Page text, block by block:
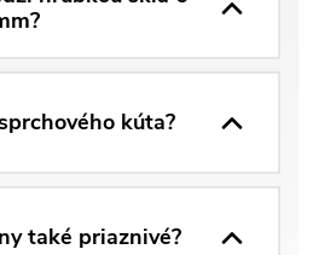
kúta?
také priaznivé?